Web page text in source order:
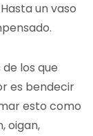
un vaso
los que
es bendecir
esto como
oigan,